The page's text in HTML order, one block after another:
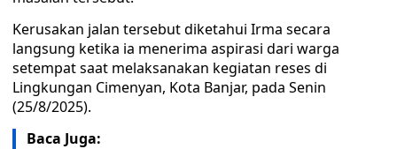
Kerusakan jalan tersebut diketahui Irma secara
langsung ketika ia menerima aspirasi dari warga
setempat saat melaksanakan kegiatan reses di
Lingkungan Cimenyan, Kota Banjar, pada Senin
(25/8/2025).
Baca Juga: